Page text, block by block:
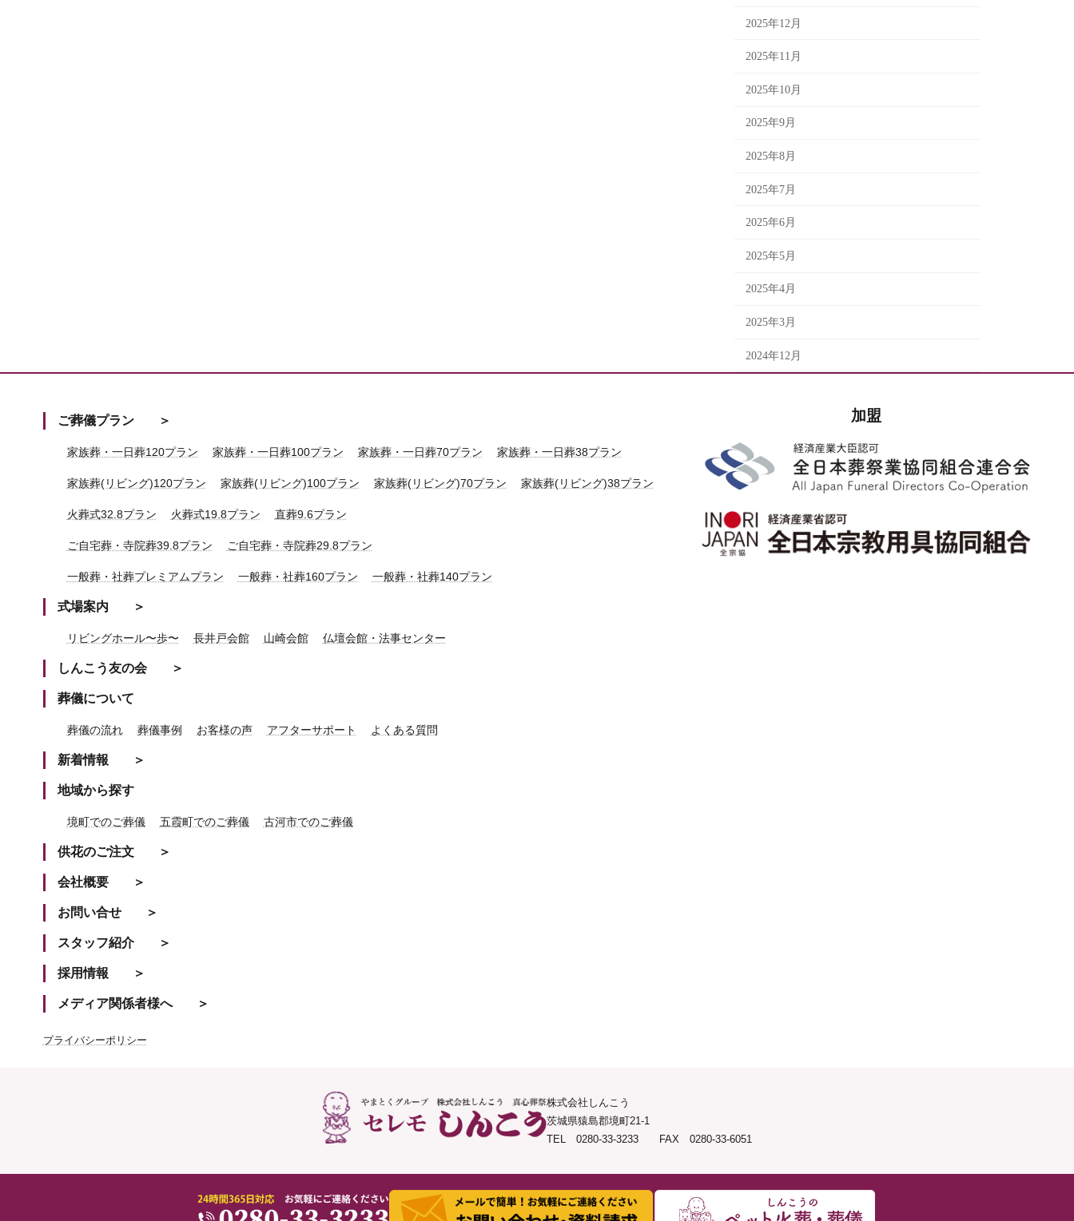
2025年12月
2025年11月
2025年10月
2025年9月
2025年8月
2025年7月
2025年6月
2025年5月
2025年4月
2025年3月
2024年12月
ご葬儀プラン
家族葬・一日葬120プラン 家族葬・一日葬100プラン 家族葬・一日葬70プラン 家族葬・一日葬38プラン
家族葬(リビング)120プラン 家族葬(リビング)100プラン 家族葬(リビング)70プラン 家族葬(リビング)38プラン
火葬式32.8プラン 火葬式19.8プラン 直葬9.6プラン
ご自宅葬・寺院葬39.8プラン ご自宅葬・寺院葬29.8プラン
一般葬・社葬プレミアムプラン 一般葬・社葬160プラン 一般葬・社葬140プラン
式場案内
リビングホール〜歩〜 長井戸会館 山崎会館 仏壇会館・法事センター
しんこう友の会
葬儀について
葬儀の流れ 葬儀事例 お客様の声 アフターサポート よくある質問
新着情報
地域から探す
境町でのご葬儀 五霞町でのご葬儀 古河市でのご葬儀
供花のご注文
会社概要
お問い合せ
スタッフ紹介
採用情報
メディア関係者様へ
プライバシーポリシー
加盟
株式会社しんこう
茨城県猿島郡境町21-1
TEL 0280-33-3233 FAX 0280-33-6051